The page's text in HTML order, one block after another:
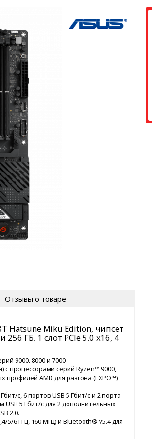
Отзывы о товаре
Hatsune Miku Edition, чипсет
ГБ, 1 слот PCIe 5.0 x16, 4
9000, 8000 и 7000
с процессорами серий Ryzen™ 9000,
AMD для разгона (EXPO™)
с, 6 портов USB 5 Гбит/с и 2 порта
USB 5 Гбит/с для 2 дополнительных
2.0.
5/6 ГГц, 160 МГц) и Bluetooth® v5.4 для